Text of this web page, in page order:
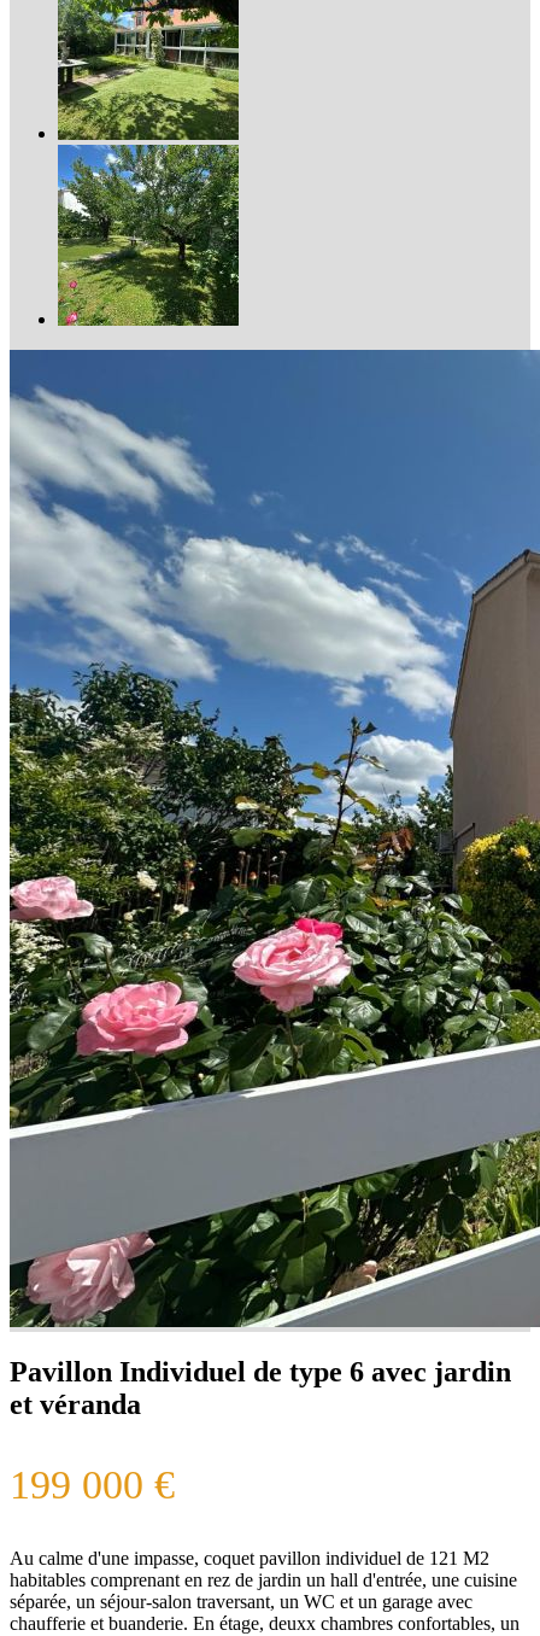
Pavillon Individuel de type 6 avec jardin
et véranda
199 000 €
Au calme d'une impasse, coquet pavillon individuel de 121 M2
habitables comprenant en rez de jardin un hall d'entrée, une cuisine
séparée, un séjour-salon traversant, un WC et un garage avec
chaufferie et buanderie. En étage, deuxx chambres confortables, un